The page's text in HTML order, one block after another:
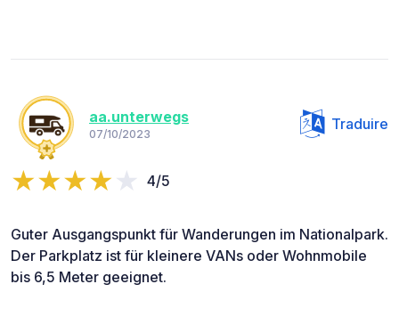
aa.unterwegs
07/10/2023
Traduire
4/5
Guter Ausgangspunkt für Wanderungen im Nationalpark.
Der Parkplatz ist für kleinere VANs oder Wohnmobile
bis 6,5 Meter geeignet.